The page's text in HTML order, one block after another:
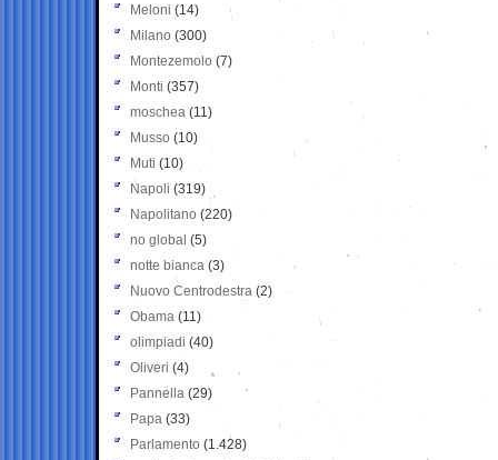
Meloni (14)
Milano (300)
Montezemolo (7)
Monti (357)
moschea (11)
Musso (10)
Muti (10)
Napoli (319)
Napolitano (220)
no global (5)
notte bianca (3)
Nuovo Centrodestra (2)
Obama (11)
olimpiadi (40)
Oliveri (4)
Pannella (29)
Papa (33)
Parlamento (1.428)